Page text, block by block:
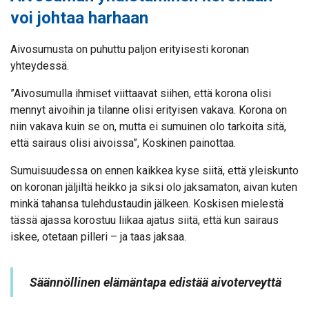
voi johtaa harhaan
Aivosumusta on puhuttu paljon erityisesti koronan
yhteydessä.
”Aivosumulla ihmiset viittaavat siihen, että korona olisi
mennyt aivoihin ja tilanne olisi erityisen vakava. Korona on
niin vakava kuin se on, mutta ei sumuinen olo tarkoita sitä,
että sairaus olisi aivoissa”, Koskinen painottaa.
Sumuisuudessa on ennen kaikkea kyse siitä, että yleiskunto
on koronan jäljiltä heikko ja siksi olo jaksamaton, aivan kuten
minkä tahansa tulehdustaudin jälkeen. Koskisen mielestä
tässä ajassa korostuu liikaa ajatus siitä, että kun sairaus
iskee, otetaan pilleri – ja taas jaksaa.
Säännöllinen elämäntapa edistää aivoterveyttä